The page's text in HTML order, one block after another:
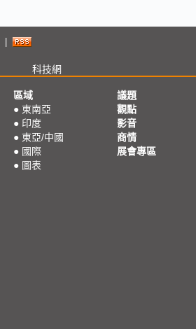
科技網
區域
● 東南亞
● 印度
● 東亞/中國
● 國際
● 圖表
議題
觀點
影音
商情
展會專區